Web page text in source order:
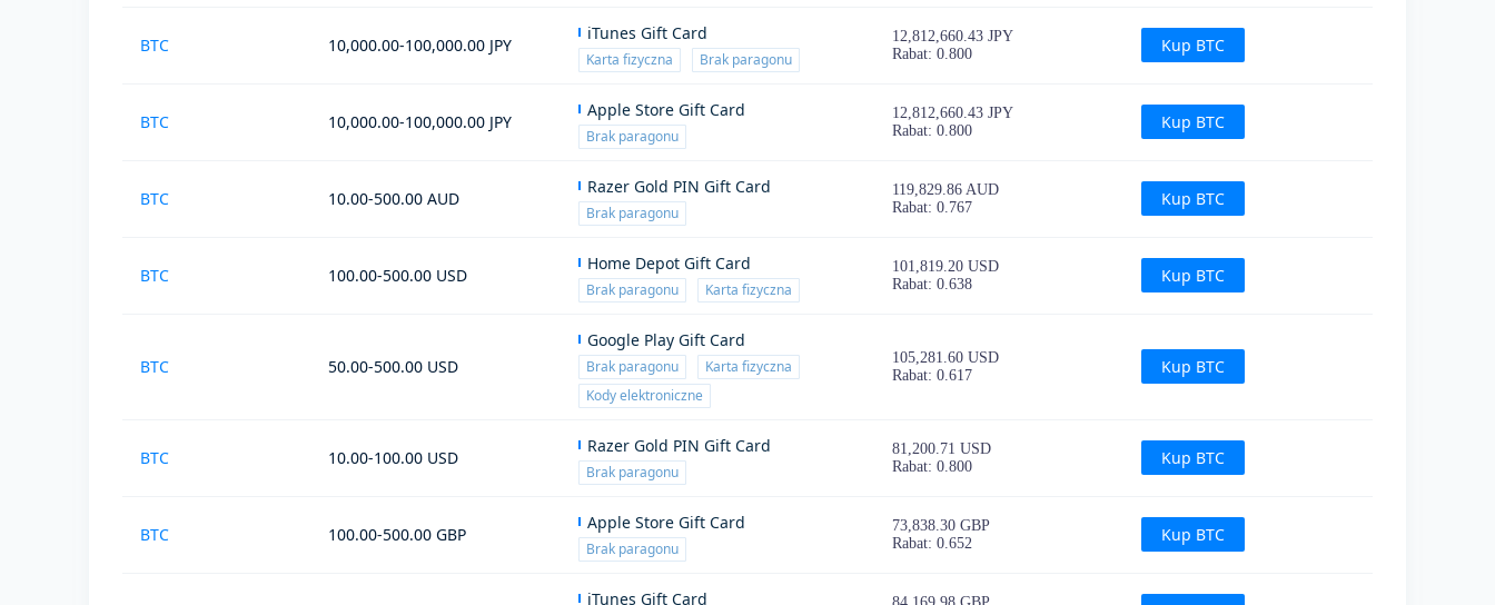
BTC 10,000.00-100,000.00 JPY
iTunes Gift Card
Karta fizyczna Brak paragonu
12,812,660.43 JPY
Rabat: 0.800
Kup BTC
BTC 10,000.00-100,000.00 JPY
Apple Store Gift Card
Brak paragonu
12,812,660.43 JPY
Rabat: 0.800
Kup BTC
BTC 10.00-500.00 AUD
Razer Gold PIN Gift Card
Brak paragonu
119,829.86 AUD
Rabat: 0.767
Kup BTC
BTC 100.00-500.00 USD
Home Depot Gift Card
Brak paragonu Karta fizyczna
101,819.20 USD
Rabat: 0.638
Kup BTC
BTC 50.00-500.00 USD
Google Play Gift Card
Brak paragonu
Karta fizyczna
Kody elektroniczne
105,281.60 USD
Rabat: 0.617
Kup BTC
BTC 10.00-100.00 USD
Razer Gold PIN Gift Card
Brak paragonu
81,200.71 USD
Rabat: 0.800
Kup BTC
BTC 100.00-500.00 GBP
Apple Store Gift Card
Brak paragonu
73,838.30 GBP
Rabat: 0.652
Kup BTC
iTunes Gift Card